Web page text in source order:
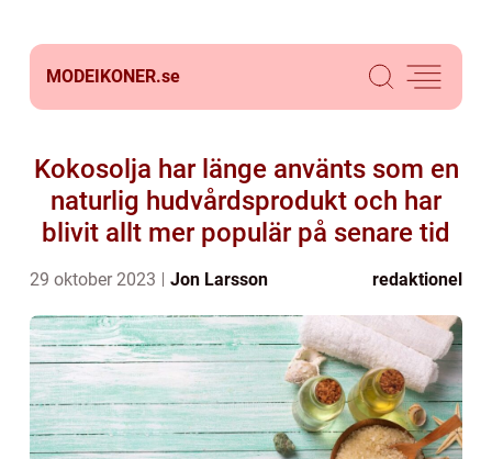
MODEIKONER.se
Kokosolja har länge använts som en
naturlig hudvårdsprodukt och har
blivit allt mer populär på senare tid
29 oktober 2023 Jon Larsson redaktionel